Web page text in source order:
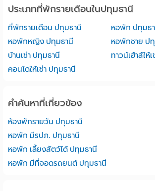
ประเภทที่พักรายเดือนในปทุมธานี
ที่พักรายเดือน ปทุมธานี
หอพัก ปทุมธ
หอพักหญิง ปทุมธานี
หอพักชาย ป
บ้านเช่า ปทุมธานี
ทาวน์เฮ้าส์ให้
คอนโดให้เช่า ปทุมธานี
คำค้นหาที่เกี่ยวข้อง
ห้องพักรายวัน ปทุมธานี
หอพัก มีรปภ. ปทุมธานี
หอพัก เลี้ยงสัตว์ได้ ปทุมธานี
หอพัก มีที่จอดรถยนต์ ปทุมธานี